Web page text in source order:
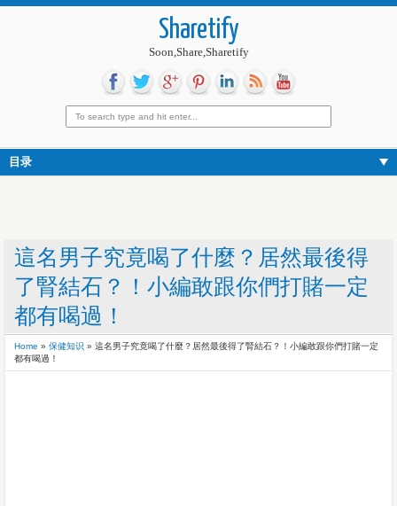
Sharetify
Soon,Share,Sharetify
目录
這名男子究竟喝了什麼？居然最後得
了腎結石？！小編敢跟你們打賭一定
都有喝過！
Home » 保健知识 » 這名男子究竟喝了什麼？居然最後得了腎結石？！小編敢跟你們打賭一定
都有喝過！